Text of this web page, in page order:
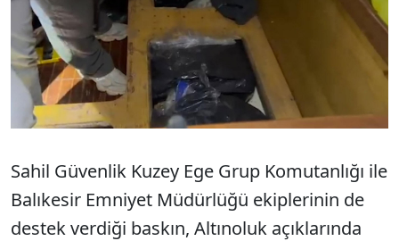
Sahil Güvenlik Kuzey Ege Grup Komutanlığı ile
Balıkesir Emniyet Müdürlüğü ekiplerinin de
destek verdiği baskın, Altınoluk açıklarında